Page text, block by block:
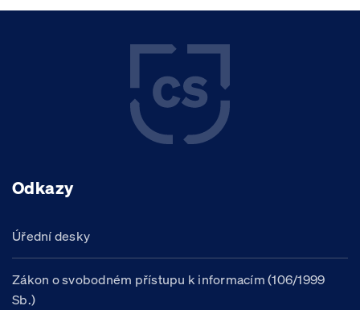
Odkazy
Úřední desky
Zákon o svobodném přístupu k informacím (106/1999
Sb.)